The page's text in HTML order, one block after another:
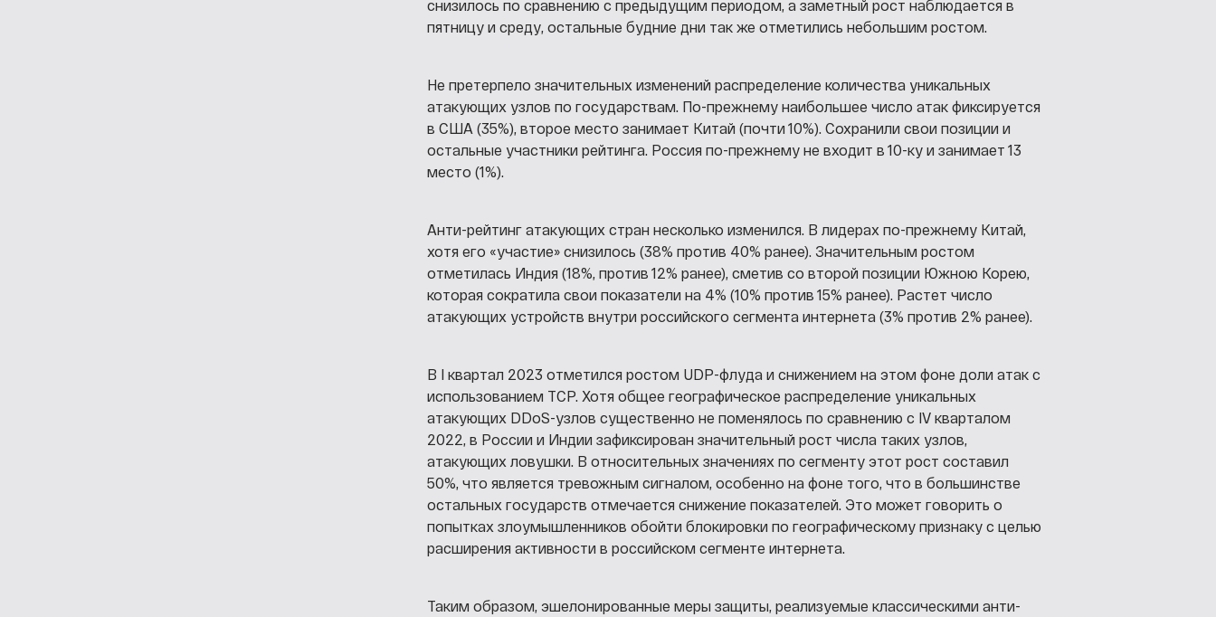
снизилось по сравнению с предыдущим периодом, а заметный рост наблюдается в
пятницу и среду, остальные будние дни так же отметились небольшим ростом.
Не претерпело значительных изменений распределение количества уникальных
атакующих узлов по государствам. По-прежнему наибольшее число атак фиксируется
в США (35%), второе место занимает Китай (почти 10%). Сохранили свои позиции и
остальные участники рейтинга. Россия по-прежнему не входит в 10-ку и занимает 13
место (1%).
Анти-рейтинг атакующих стран несколько изменился. В лидерах по-прежнему Китай,
хотя его «участие» снизилось (38% против 40% ранее). Значительным ростом
отметилась Индия (18%, против 12% ранее), сметив со второй позиции Южною Корею,
которая сократила свои показатели на 4% (10% против 15% ранее). Растет число
атакующих устройств внутри российского сегмента интернета (3% против 2% ранее).
В I квартал 2023 отметился ростом UDP-флуда и снижением на этом фоне доли атак с
использованием TCP. Хотя общее географическое распределение уникальных
атакующих DDoS-узлов существенно не поменялось по сравнению с IV кварталом
2022, в России и Индии зафиксирован значительный рост числа таких узлов,
атакующих ловушки. В относительных значениях по сегменту этот рост составил
50%, что является тревожным сигналом, особенно на фоне того, что в большинстве
остальных государств отмечается снижение показателей. Это может говорить о
попытках злоумышленников обойти блокировки по географическому признаку с целью
расширения активности в российском сегменте интернета.
Таким образом, эшелонированные меры защиты, реализуемые классическими анти-